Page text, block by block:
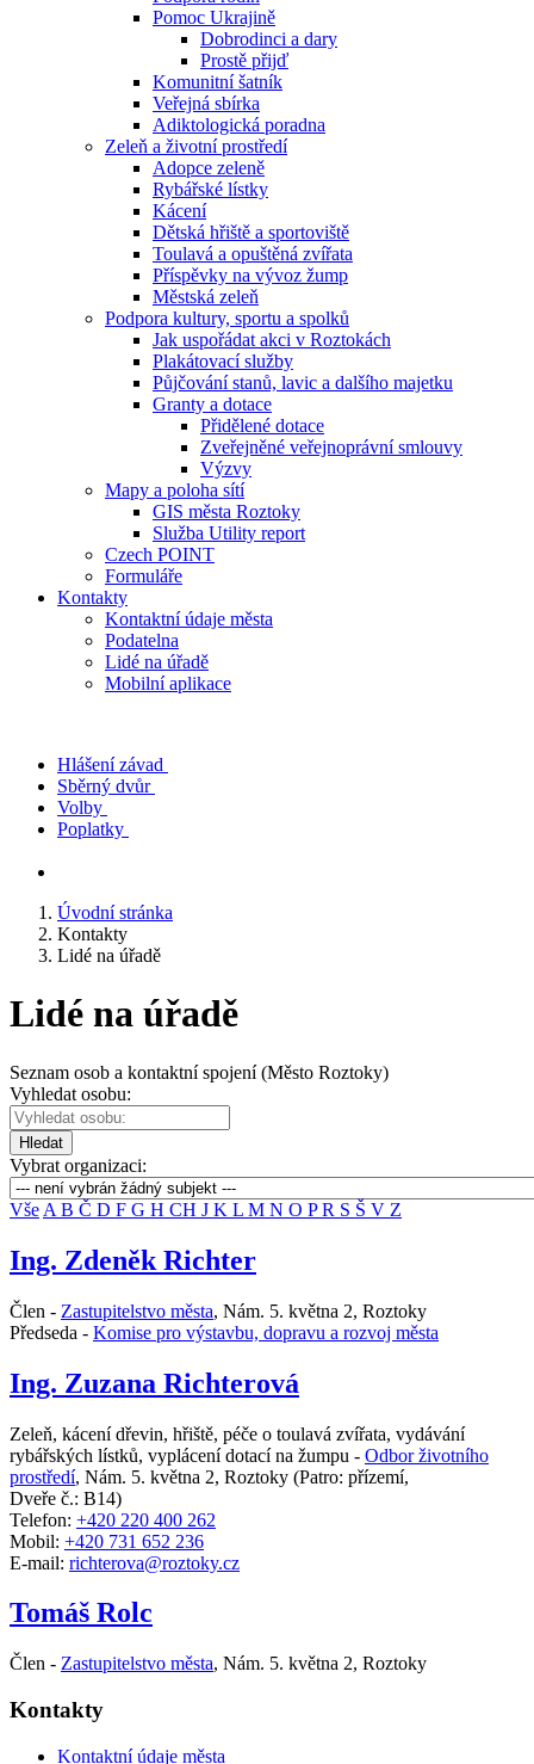
Pomoc Ukrajině
Dobrodinci a dary
Prostě přijď
Komunitní šatník
Veřejná sbírka
Adiktologická poradna
Zeleň a životní prostředí
Adopce zeleně
Rybářské lístky
Kácení
Dětská hřiště a sportoviště
Toulavá a opuštěná zvířata
Příspěvky na vývoz žump
Městská zeleň
Podpora kultury, sportu a spolků
Jak uspořádat akci v Roztokách
Plakátovací služby
Půjčování stanů, lavic a dalšího majetku
Granty a dotace
Přidělené dotace
Zveřejněné veřejnoprávní smlouvy
Výzvy
Mapy a poloha sítí
GIS města Roztoky
Služba Utility report
Czech POINT
Formuláře
Kontakty
Kontaktní údaje města
Podatelna
Lidé na úřadě
Mobilní aplikace
Hlášení závad
Sběrný dvůr
Volby
Poplatky
Úvodní stránka
Kontakty
Lidé na úřadě
Lidé na úřadě
Seznam osob a kontaktní spojení (Město Roztoky)
Vyhledat osobu:
Hledat
Vybrat organizaci:
Vše A B Č D F G H CH J K L M N O PR S Š V Z
Ing. Zdeněk Richter
Člen - Zastupitelstvo města, Nám. 5. května 2, Roztoky
Předseda - Komise pro výstavbu, dopravu a rozvoj města
Ing. Zuzana Richterová
Zeleň, kácení dřevin, hřiště, péče o toulavá zvířata, vydávání
rybářských lístků, vyplácení dotací na žumpu - Odbor životního
prostředí, Nám. 5. května 2, Roztoky (Patro: přízemí,
Dveře č.: B14)
Telefon: +420 220 400 262
Mobil: +420 731 652 236
E-mail: richterova@roztoky.cz
Tomáš Rolc
Člen - Zastupitelstvo města, Nám. 5. května 2, Roztoky
Kontakty
Kontaktní údaje města